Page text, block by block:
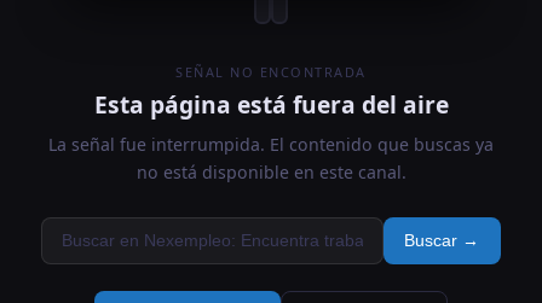
SEÑAL NO ENCONTRADA
Esta página está fuera del aire
La señal fue interrumpida. El contenido que buscas ya
no está disponible en este canal.
Buscar →